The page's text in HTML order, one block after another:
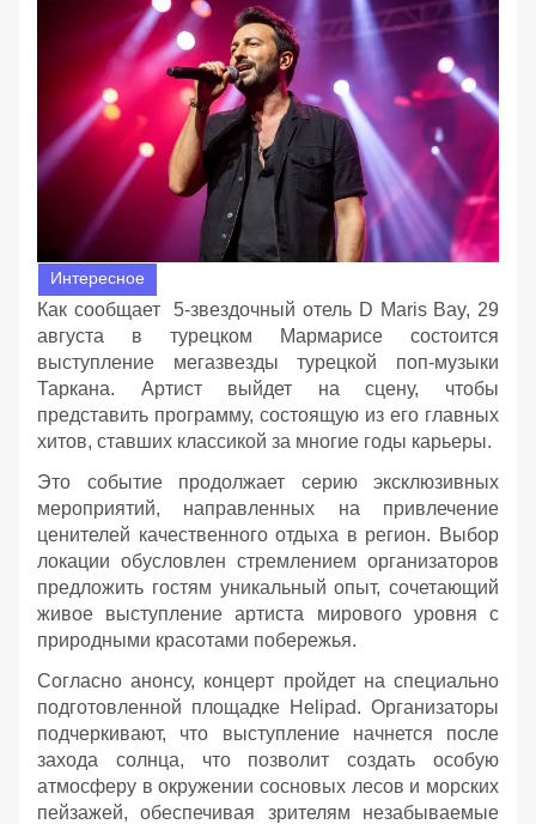
Интересное
Как сообщает 5-звездочный отель D Maris Bay, 29
августа в турецком Мармарисе состоится
выступление мегазвезды турецкой поп-музыки
Таркана. Артист выйдет на сцену, чтобы
представить программу, состоящую из его главных
хитов, ставших классикой за многие годы карьеры.
Это событие продолжает серию эксклюзивных
мероприятий, направленных на привлечение
ценителей качественного отдыха в регион. Выбор
локации обусловлен стремлением организаторов
предложить гостям уникальный опыт, сочетающий
живое выступление артиста мирового уровня с
природными красотами побережья.
Согласно анонсу, концерт пройдет на специально
подготовленной площадке Helipad. Организаторы
подчеркивают, что выступление начнется после
захода солнца, что позволит создать особую
атмосферу в окружении сосновых лесов и морских
пейзажей, обеспечивая зрителям незабываемые